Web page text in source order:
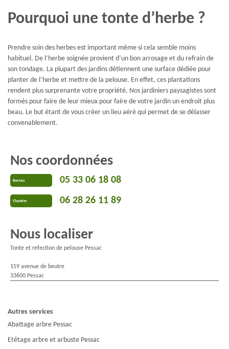
Pourquoi une tonte d’herbe ?
Prendre soin des herbes est important même si cela semble moins
habituel. De l’herbe soignée provient d’un bon arrosage et du refrain de
son tondage. La plupart des jardins détiennent une surface dédiée pour
planter de l’herbe et mettre de la pelouse. En effet, ces plantations
rendent plus surprenante votre propriété. Nos jardiniers paysagistes sont
formés pour faire de leur mieux pour faire de votre jardin un endroit plus
beau. Le but étant de vous créer un lieu aéré qui permet de se délasser
convenablement.
Nos coordonnées
Bureau 05 33 06 18 08
Chantier 06 28 26 11 89
Nous localiser
Tonte et refection de pelouse Pessac
159 avenue de beutre
33600 Pessac
Autres services
Abattage arbre Pessac
Etêtage arbre et arbuste Pessac